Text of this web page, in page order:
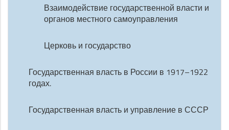
Взаимодействие государственной власти и
органов местного самоуправления
Церковь и государство
Государственная власть в России в 1917–1922
годах.
Государственная власть и управление в СССР